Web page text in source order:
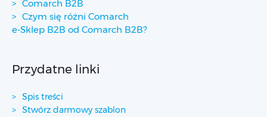
Comarch B2B
Czym się różni Comarch
e-Sklep B2B od Comarch B2B?
Przydatne linki
Spis treści
Stwórz darmowy szablon